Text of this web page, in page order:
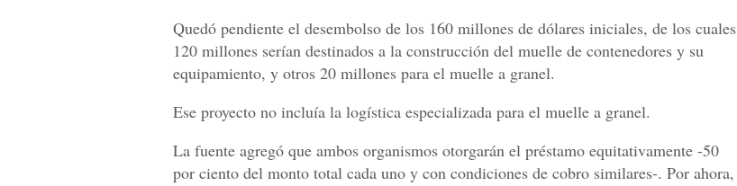
Quedó pendiente el desembolso de los 160 millones de dólares iniciales, de los cuales
120 millones serían destinados a la construcción del muelle de contenedores y su
equipamiento, y otros 20 millones para el muelle a granel.
Ese proyecto no incluía la logística especializada para el muelle a granel.
La fuente agregó que ambos organismos otorgarán el préstamo equitativamente -50
por ciento del monto total cada uno y con condiciones de cobro similares-. Por ahora,